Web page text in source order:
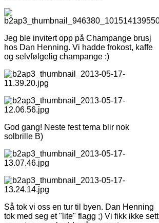
Jeg ble invitert opp på Champange brusj
hos Dan Henning. Vi hadde frokost, kaffe
og selvfølgelig champange :)
God gang! Neste fest tema blir nok
solbrille B)
Så tok vi oss en tur til byen. Dan Henning
tok med seg et "lite" flagg ;) Vi fikk ikke sett